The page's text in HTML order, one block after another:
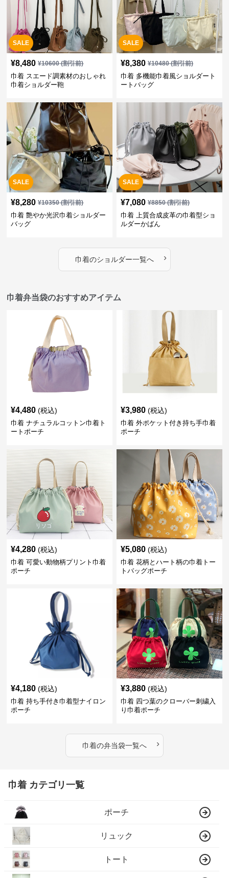
SALE
¥8,480 ¥10600(割引前)
巾着 スエード調素材のおしゃれ
巾着ショルダー鞄
SALE
¥8,380 ¥10480(割引前)
巾着 多機能巾着風ショルダート
ートバッグ
SALE
¥8,280 ¥10350(割引前)
巾着 艶やか光沢巾着ショルダー
バッグ
SALE
¥7,080 ¥8850(割引前)
巾着 上質合成皮革の巾着型ショ
ルダーかばん
巾着のショルダー一覧へ ›
巾着弁当袋のおすすめアイテム
¥4,480 (税込)
巾着 ナチュラルコットン巾着ト
ートポーチ
¥3,980 (税込)
巾着 外ポケット付き持ち手巾着
ポーチ
¥4,280 (税込)
巾着 可愛い動物柄プリント巾着
ポーチ
¥5,080 (税込)
巾着 花柄とハート柄の巾着トー
トバッグポーチ
¥4,180 (税込)
巾着 持ち手付き巾着型ナイロン
ポーチ
¥3,880 (税込)
巾着 四つ葉のクローバー刺繍入
り巾着ポーチ
巾着の弁当袋一覧へ ›
巾着 カテゴリ一覧
ポーチ
リュック
トート